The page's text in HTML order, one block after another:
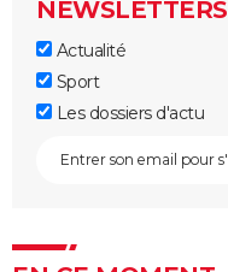
NEWSLETTERS
Actualité
Sport
Les dossiers d'actu